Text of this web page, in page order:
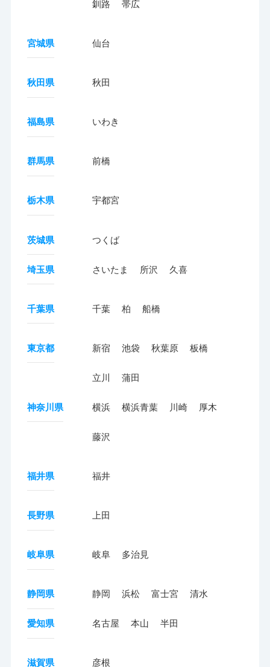
釧路 帯広
宮城県 仙台
秋田県 秋田
福島県 いわき
群馬県 前橋
栃木県 宇都宮
茨城県 つくば
埼玉県 さいたま 所沢 久喜
千葉県 千葉 柏 船橋
東京都 新宿 池袋 秋葉原 板橋
立川 蒲田
神奈川県 横浜 横浜青葉 川崎 厚木
藤沢
福井県 福井
長野県 上田
岐阜県 岐阜 多治見
静岡県 静岡 浜松 富士宮 清水
愛知県 名古屋 本山 半田
滋賀県 彦根